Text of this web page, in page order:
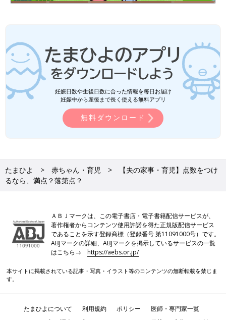
妊娠日数や生後日数に合った情報を毎日お届け
妊娠中から産後まで長く使える無料アプリ
無料ダウンロード
たまひよ 赤ちゃん・育児
【夫の家事・育児】点数をつけ
るなら、満点？落第点？
ＡＢＪマークは、この電子書店・電子書籍配信サービスが、
著作権者からコンテンツ使用許諾を得た正規版配信サービス
であることを示す登録商標（登録番号 第11091000号）です。
ABJマークの詳細、ABJマークを掲示しているサービスの一覧
はこちら→https://aebs.or.jp/
本サイトに掲載されている記事・写真・イラスト等のコンテンツの無断転載を禁じま
す。
たまひよについて 利用規約 ポリシー
医師・専門家一覧